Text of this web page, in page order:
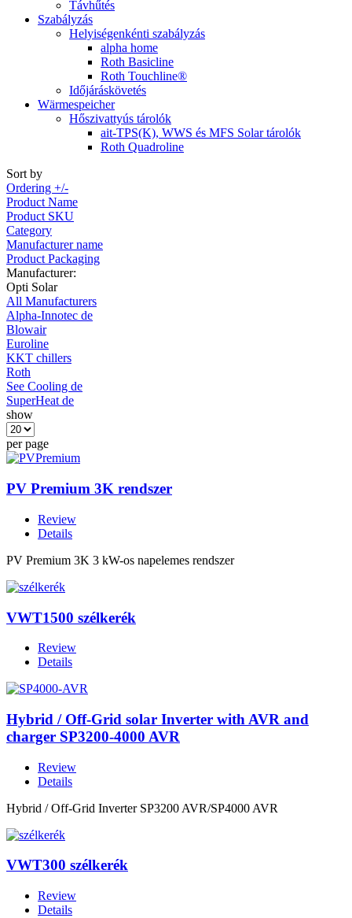
Távhűtés
Szabályzás
Helyiségenkénti szabályzás
alpha home
Roth Basicline
Roth Touchline®
Időjáráskövetés
Wärmespeicher
Hőszivattyús tárolók
ait-TPS(K), WWS és MFS Solar tárolók
Roth Quadroline
Sort by
Ordering +/-
Product Name
Product SKU
Category
Manufacturer name
Product Packaging
Manufacturer:
Opti Solar
All Manufacturers
Alpha-Innotec de
Blowair
Euroline
KKT chillers
Roth
See Cooling de
SuperHeat de
show
per page
PV Premium 3K rendszer
Review
Details
PV Premium 3K 3 kW-os napelemes rendszer
VWT1500 szélkerék
Review
Details
Hybrid / Off-Grid solar Inverter with AVR and
charger SP3200-4000 AVR
Review
Details
Hybrid / Off-Grid Inverter SP3200 AVR/SP4000 AVR
VWT300 szélkerék
Review
Details